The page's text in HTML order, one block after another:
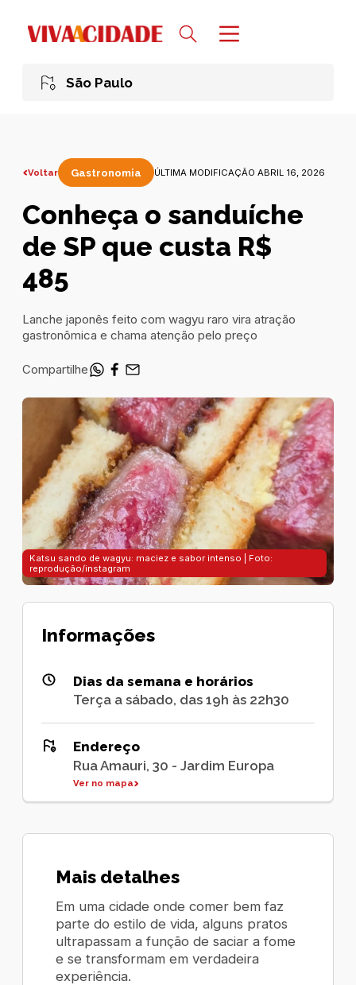
São Paulo
Voltar Gastronomia ÚLTIMA MODIFICAÇÃO ABRIL 16, 2026
Conheça o sanduíche
de SP que custa R$
485
Lanche japonês feito com wagyu raro vira atração
gastronômica e chama atenção pelo preço
Compartilhe
Katsu sando de wagyu: maciez e sabor intenso | Foto:
reprodução/instagram
Informações
Dias da semana e horários
Terça a sábado, das 19h às 22h30
Endereço
Rua Amauri, 30 - Jardim Europa
Ver no mapa
Mais detalhes
Em uma cidade onde comer bem faz
parte do estilo de vida, alguns pratos
ultrapassam a função de saciar a fome
e se transformam em verdadeira
experiência.